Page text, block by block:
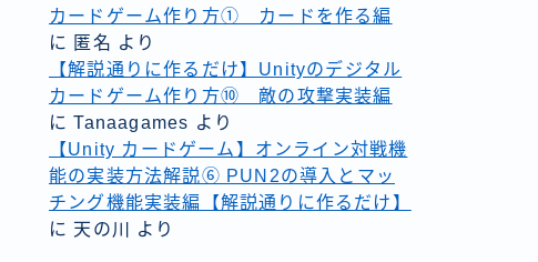
カードゲーム作り方① カードを作る編
に 匿名 より
【解説通りに作るだけ】Unityのデジタル
カードゲーム作り方⑩ 敵の攻撃実装編
にTanaagames より
【Unity カードゲーム】オンライン対戦機
能の実装方法解説⑥ PUN2の導入とマッ
チング機能実装編【解説通りに作るだけ】
に 天の川 より